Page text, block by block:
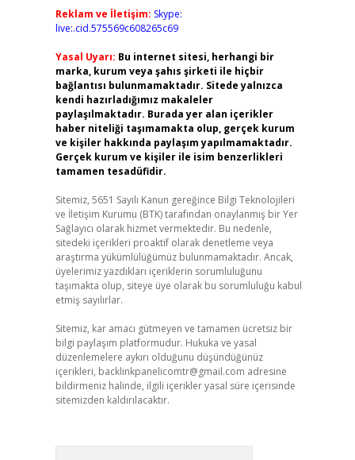
Reklam ve İletişim: Skype:
live:.cid.575569c608265c69
Yasal Uyarı: Bu internet sitesi, herhangi bir
marka, kurum veya şahıs şirketi ile hiçbir
bağlantısı bulunmamaktadır. Sitede yalnızca
kendi hazırladığımız makaleler
paylaşılmaktadır. Burada yer alan içerikler
haber niteliği taşımamakta olup, gerçek kurum
ve kişiler hakkında paylaşım yapılmamaktadır.
Gerçek kurum ve kişiler ile isim benzerlikleri
tamamen tesadüfidir.
Sitemiz, 5651 Sayılı Kanun gereğince Bilgi Teknolojileri
ve İletişim Kurumu (BTK) tarafından onaylanmış bir Yer
Sağlayıcı olarak hizmet vermektedir. Bu nedenle,
sitedeki içerikleri proaktif olarak denetleme veya
araştırma yükümlülüğümüz bulunmamaktadır. Ancak,
üyelerimiz yazdıkları içeriklerin sorumluluğunu
taşımakta olup, siteye üye olarak bu sorumluluğu kabul
etmiş sayılırlar.
Sitemiz, kar amacı gütmeyen ve tamamen ücretsiz bir
bilgi paylaşım platformudur. Hukuka ve yasal
düzenlemelere aykırı olduğunu düşündüğünüz
içerikleri, backlinkpanelicomtr@gmail.com adresine
bildirmeniz halinde, ilgili içerikler yasal süre içerisinde
sitemizden kaldırılacaktır.